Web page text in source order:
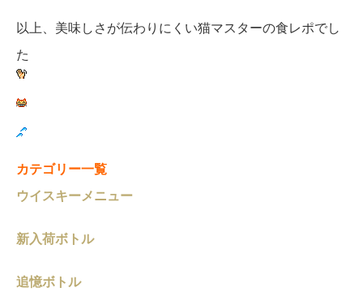
以上、美味しさが伝わりにくい猫マスターの食レポでし
た
カテゴリー一覧
ウイスキーメニュー
新入荷ボトル
追憶ボトル